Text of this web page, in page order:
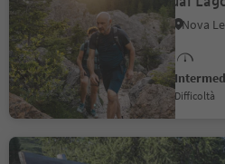
Difficoltà
Da